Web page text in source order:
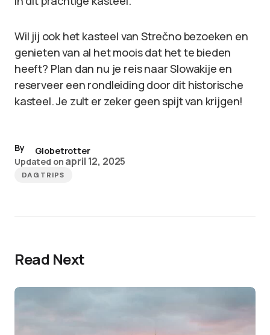
Wil jij ook het kasteel van Strečno bezoeken en
genieten van al het moois dat het te bieden
heeft? Plan dan nu je reis naar Slowakije en
reserveer een rondleiding door dit historische
kasteel. Je zult er zeker geen spijt van krijgen!
By
Globetrotter
Updated on april 12, 2025
DAGTRIPS
Read Next